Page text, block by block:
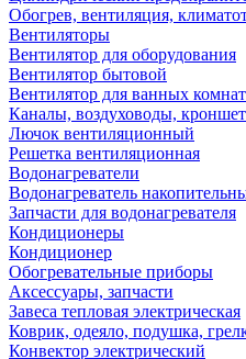
Обогрев, вентиляция,
Вентиляторы
Вентилятор для оборудования
Вентилятор бытовой
Вентилятор для ванных
Каналы, воздуховоды,
Лючок вентиляционный
Решетка вентиляционная
Водонагреватели
Водонагреватель
Запчасти для водонагревателя
Кондиционеры
Кондиционер
Обогревательные приборы
Аксессуары, запчасти
Завеса тепловая электрическая
Коврик, одеяло, подушка,
Конвектор электрический